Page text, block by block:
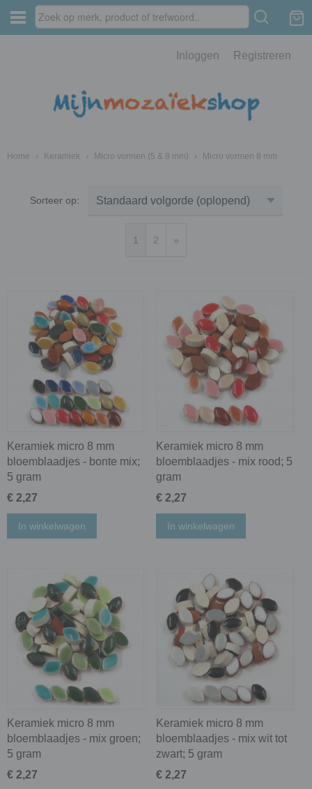
Inloggen Registreren
Home › Keramiek › Micro vormen (5 & 8 mm) › Micro vormen 8 mm
Sorteer op:
1 2 »
Keramiek micro 8 mm
bloemblaadjes - bonte mix;
5 gram
€ 2,27
In winkelwagen
Keramiek micro 8 mm
bloemblaadjes - mix rood; 5
gram
€ 2,27
In winkelwagen
Keramiek micro 8 mm
bloemblaadjes - mix groen;
5 gram
€ 2,27
Keramiek micro 8 mm
bloemblaadjes - mix wit tot
zwart; 5 gram
€ 2,27